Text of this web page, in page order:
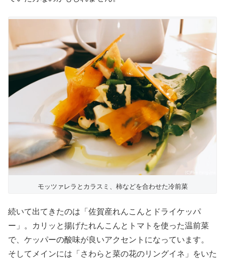
モッツァレラとカラスミ、柿などを合わせた冷前菜
続いて出てきたのは「佐賀産れんこんとドライケッパ
ー」。カリッと揚げたれんこんとトマトを使った温前菜
で、ケッパーの酸味が良いアクセントになっています。
そしてメインには「さわらと菜の花のリングイネ」をいた